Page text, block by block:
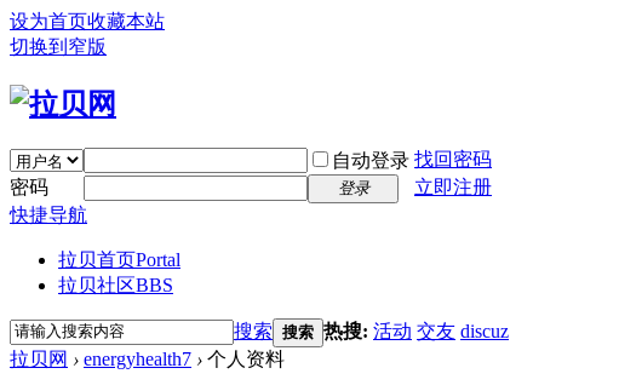
设为首页收藏本站
切换到窄版
自动登录 找回密码
密码
登录
立即注册
快捷导航
拉贝首页Portal
拉贝社区BBS
搜索 搜索 热搜: 活动 交友 discuz
拉贝网 › energyhealth7 › 个人资料